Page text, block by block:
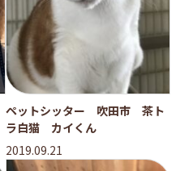
ペットシッター 吹田市 茶ト
ラ白猫 カイくん
2019.09.21